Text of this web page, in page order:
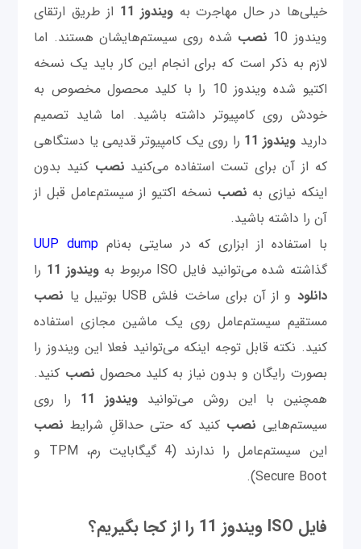
خیلی‌ها در حال مهاجرت به ویندوز 11
از طریق ارتقای
ویندوز 10
نصب شده روی سیستم‌هایشان هستند. اما
لازم به ذکر است که برای انجام این کار باید یک نسخه
اکتیو شده ویندوز 10 را با کلید محصول مخصوص به
خودش روی کامپیوتر داشته باشید. اما شاید تصمیم
دارید ویندوز 11
را روی یک کامپیوتر قدیمی یا دستگاهی
که از آن برای تست استفاده می‌کنید نصب کنید بدون
اینکه نیازی به نصب نسخه اکتیو از سیستم‌عامل قبل از
آن را داشته باشید.
با استفاده از ابزاری که در سایتی به‌نام UUP dump
گذاشته شده می‌توانید فایل ISO مربوط به
ویندوز 11
را
دانلود و از آن برای ساخت فلش USB بوتیبل یا
نصب
مستقیم سیستم‌عامل روی یک ماشین مجازی استفاده
کنید. نکته قابل توجه اینکه می‌توانید فعلا این ویندوز را
بصورت رایگان و بدون نیاز به کلید محصول نصب کنید.
همچنین با این روش می‌توانید ویندوز 11
را روی
سیستم‌هایی نصب کنید که حتی حداقلِ شرایط نصب
این سیستم‌عامل را ندارند (4 گیگابایت رم، TPM و
Secure Boot).
فایل ISO ویندوز 11 را از کجا بگیریم؟